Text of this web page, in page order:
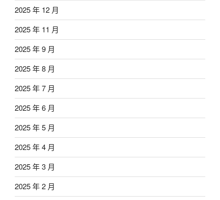
2025 年 12 月
2025 年 11 月
2025 年 9 月
2025 年 8 月
2025 年 7 月
2025 年 6 月
2025 年 5 月
2025 年 4 月
2025 年 3 月
2025 年 2 月